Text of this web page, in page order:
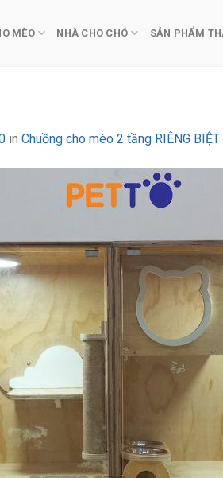
MÈO NHÀ CHO CHÓ SẢN PHẨM
in Chuồng cho mèo 2 tầng RIÊNG BIỆT